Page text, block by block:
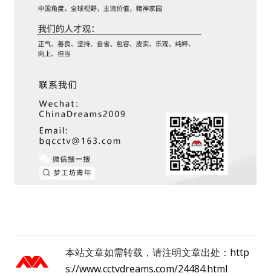
密码
忘记密码?
本站文章如需转载，请注明文章出处： http
s://www.cctvdreams.com/24484.html